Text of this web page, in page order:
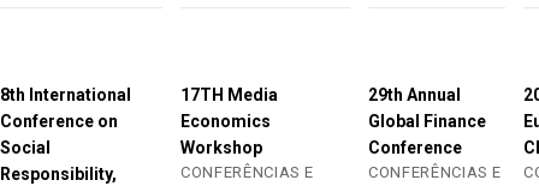
8th International
Conference on
Social
Responsibility,
17TH Media
Economics
Workshop
CONFERÊNCIAS E
29th Annual
Global Finance
Conference
CONFERÊNCIAS E